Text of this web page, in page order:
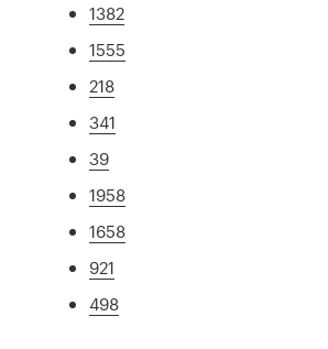
1382
1555
218
341
39
1958
1658
921
498